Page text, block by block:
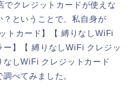
でクレジットカードが使えな
？ということで、私自身が
トカード】【 縛りなしWiFi
】【 縛りなしWiFi クレジッ
なしWiFi クレジットカード
べてみました。